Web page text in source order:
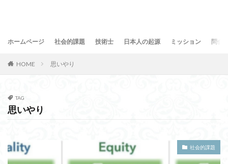
ホームページ 社会的課題 技術士 日本人の起源 ミッション 問合
HOME 思いやり
TAG
思いやり
社会的課題